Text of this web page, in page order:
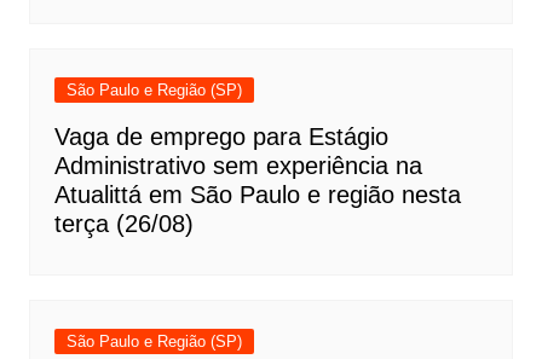
São Paulo e Região (SP)
Vaga de emprego para Estágio
Administrativo sem experiência na
Atualittá em São Paulo e região nesta
terça (26/08)
São Paulo e Região (SP)